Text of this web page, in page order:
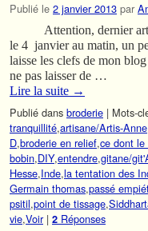
Publié le 2 janvier 2013 par
Attention, dernier
le 4 janvier au matin, un
laisse les clefs de mon
ne pas laisser de …
Lire la suite →
Publié dans broderie | Mots-
tranquillité,artisane/Artis-Anne
D,broderie en relief,ce dont
bobin,DIY,entendre,gitane/
Hesse,Inde,la tentation des
Germain thomas,passé
psitil,point de tissage,
vie,Voir | 2 Réponses